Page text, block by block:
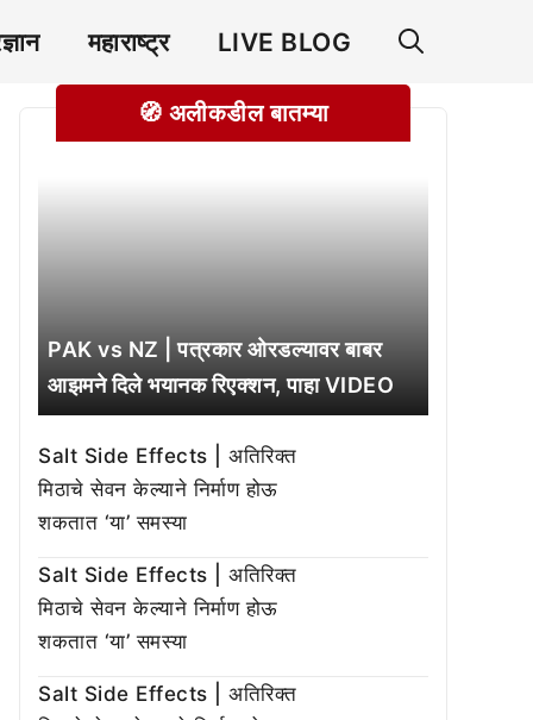
महाराष्ट्र LIVE BLOG
🧭 अलीकडील बातम्या
PAK vs NZ | पत्रकार ओरडल्यावर बाबर
आझमने दिले भयानक रिएक्शन, पाहा VIDEO
Salt Side Effects | अतिरिक्त
मिठाचे सेवन केल्याने निर्माण होऊ
शकतात ‘या’ समस्या
Salt Side Effects | अतिरिक्त
मिठाचे सेवन केल्याने निर्माण होऊ
शकतात ‘या’ समस्या
Salt Side Effects | अतिरिक्त